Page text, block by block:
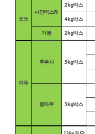
포도
샤인머스켓
2kg박스
4kg박스
거봉 2kg박스
자두
후무사 5kg박스
왕자두 5kg박스